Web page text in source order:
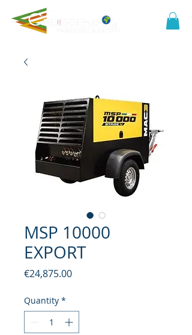
MSP 10000
EXPORT
€24,875.00Price
Quantity *